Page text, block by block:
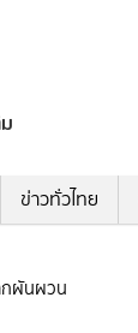
ข่าวทั่วไทย
กผันผวน